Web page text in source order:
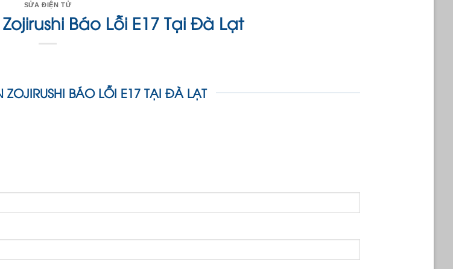
SỬA ĐIỆN TỬ
Báo Lỗi E17 Tại Đà Lạt
BÁO LỖI E17 TẠI ĐÀ LẠT